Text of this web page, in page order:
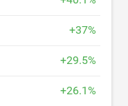
+37%
+29.5%
+26.1%